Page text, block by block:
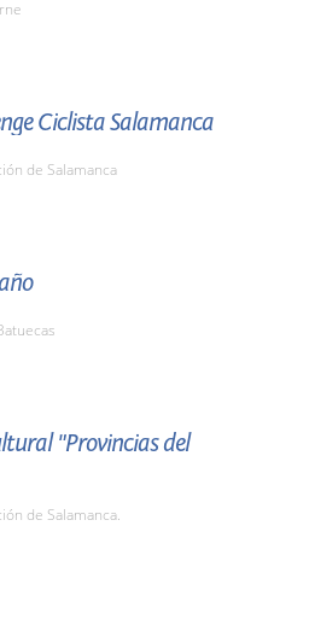
Ciclista Salamanca
de Salamanca
"Provincias del
de Salamanca.